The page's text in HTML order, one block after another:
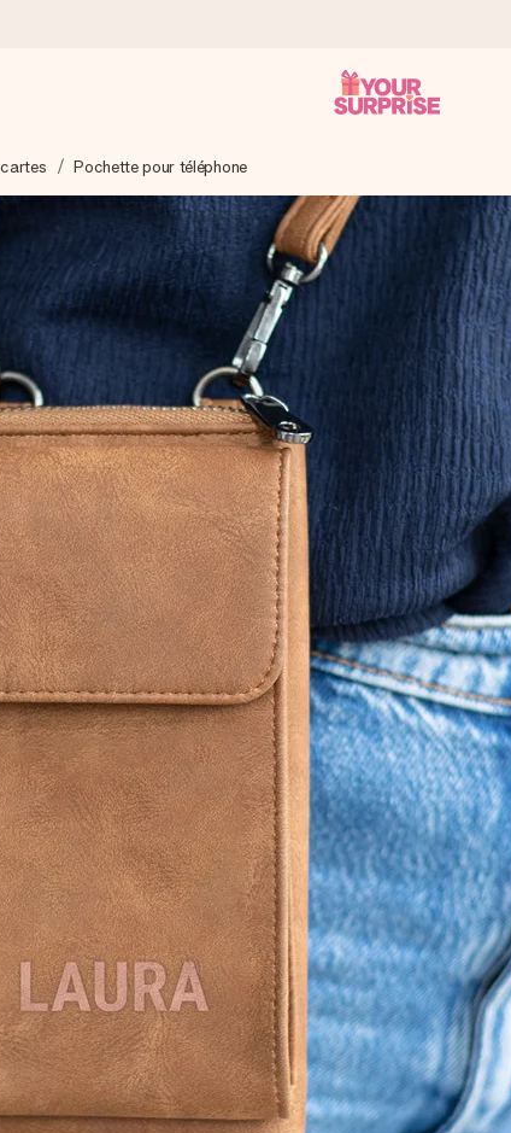
en un éclair – pour que vous puissiez l’offrir au bon
une note de 4,9 sur Google Reviews (total de tous
– avec son prénom, votre photo ou un message qui
Pochette pour téléphone